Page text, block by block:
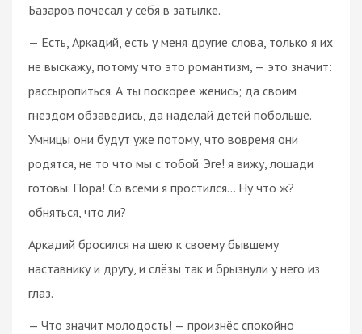
Базаров почесал у себя в затылке.
— Есть, Аркадий, есть у меня другие слова, только я их
не выскажу, потому что это романтизм, — это значит:
рассыропиться. А ты поскорее женись; да своим
гнездом обзаведись, да наделай детей побольше.
Умницы они будут уже потому, что вовремя они
родятся, не то что мы с тобой. Эге! я вижу, лошади
готовы. Пора! Со всеми я простился… Ну что ж?
обняться, что ли?
Аркадий бросился на шею к своему бывшему
наставнику и другу, и слёзы так и брызнули у него из
глаз.
— Что значит молодость! — произнёс спокойно